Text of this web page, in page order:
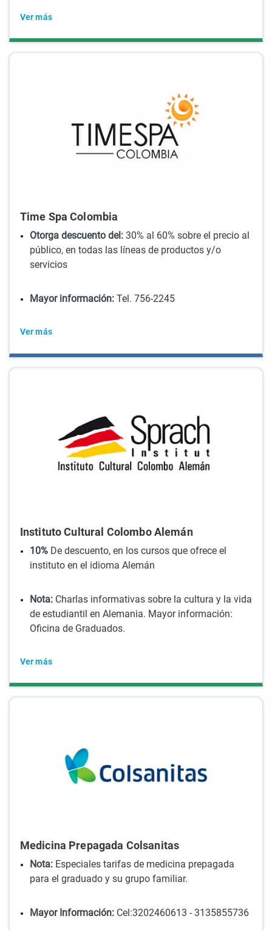
Ver más
Time Spa Colombia
Otorga descuento del:30% al 60% sobre el precio al
público, en todas las líneas de productos y/o
servicios
Mayor información:Tel. 756-2245
Ver más
Instituto Cultural Colombo Alemán
10%De descuento, en los cursos que ofrece el
instituto en el idioma Alemán
Nota:Charlas informativas sobre la cultura y la vida
de estudiantil en Alemania. Mayor información:
Oficina de Graduados.
Ver más
Medicina Prepagada Colsanitas
Nota:Especiales tarifas de medicina prepagada
para el graduado y su grupo familiar.
Mayor Información:Cel:3202460613 - 3135855736